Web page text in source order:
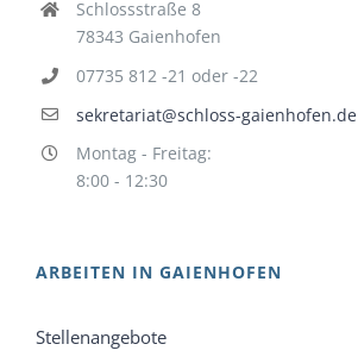
Schlossstraße 8
78343 Gaienhofen
07735 812 -21 oder -22
sekretariat@schloss-gaienhofen.de
Montag - Freitag:
8:00 - 12:30
ARBEITEN IN GAIENHOFEN
Stellenangebote